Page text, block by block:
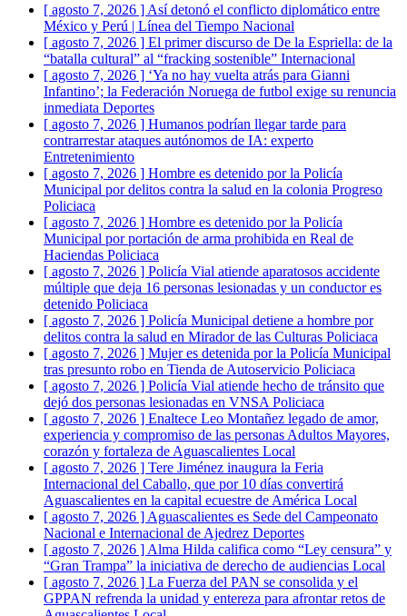
[ agosto 7, 2026 ] Así detonó el conflicto diplomático entre
México y Perú | Línea del Tiempo Nacional
[ agosto 7, 2026 ] El primer discurso de De la Espriella: de la
“batalla cultural” al “fracking sostenible” Internacional
[ agosto 7, 2026 ] ‘Ya no hay vuelta atrás para Gianni
Infantino’; la Federación Noruega de futbol exige su renuncia
inmediata Deportes
[ agosto 7, 2026 ] Humanos podrían llegar tarde para
contrarrestar ataques autónomos de IA: experto
Entretenimiento
[ agosto 7, 2026 ] Hombre es detenido por la Policía
Municipal por delitos contra la salud en la colonia Progreso
Policiaca
[ agosto 7, 2026 ] Hombre es detenido por la Policía
Municipal por portación de arma prohibida en Real de
Haciendas Policiaca
[ agosto 7, 2026 ] Policía Vial atiende aparatosos accidente
múltiple que deja 16 personas lesionadas y un conductor es
detenido Policiaca
[ agosto 7, 2026 ] Policía Municipal detiene a hombre por
delitos contra la salud en Mirador de las Culturas Policiaca
[ agosto 7, 2026 ] Mujer es detenida por la Policía Municipal
tras presunto robo en Tienda de Autoservicio Policiaca
[ agosto 7, 2026 ] Policía Vial atiende hecho de tránsito que
dejó dos personas lesionadas en VNSA Policiaca
[ agosto 7, 2026 ] Enaltece Leo Montañez legado de amor,
experiencia y compromiso de las personas Adultos Mayores,
corazón y fortaleza de Aguascalientes Local
[ agosto 7, 2026 ] Tere Jiménez inaugura la Feria
Internacional del Caballo, que por 10 días convertirá
Aguascalientes en la capital ecuestre de América Local
[ agosto 7, 2026 ] Aguascalientes es Sede del Campeonato
Nacional e Internacional de Ajedrez Deportes
[ agosto 7, 2026 ] Alma Hilda califica como “Ley censura” y
“Gran Trampa” la iniciativa de derecho de audiencias Local
[ agosto 7, 2026 ] La Fuerza del PAN se consolida y el
GPPAN refrenda la unidad y entereza para afrontar retos de